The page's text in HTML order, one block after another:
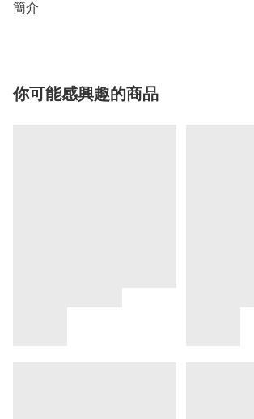
簡介
你可能感興趣的商品